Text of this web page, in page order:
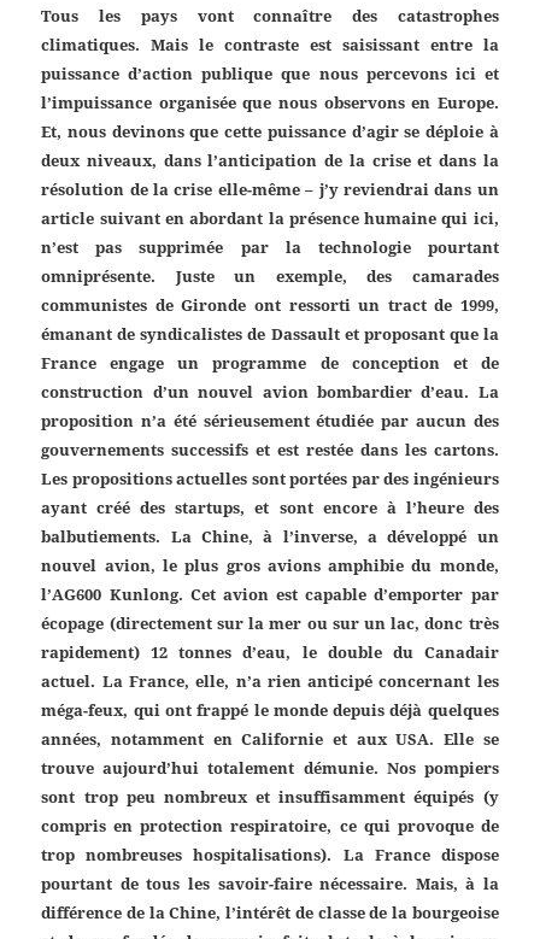
Tous les pays vont connaître des catastrophes
climatiques. Mais le contraste est saisissant entre la
puissance d’action publique que nous percevons ici et
l’impuissance organisée que nous observons en Europe.
Et, nous devinons que cette puissance d’agir se déploie à
deux niveaux, dans l’anticipation de la crise et dans la
résolution de la crise elle-même – j’y reviendrai dans un
article suivant en abordant la présence humaine qui ici,
n’est pas supprimée par la technologie pourtant
omniprésente. Juste un exemple, des camarades
communistes de Gironde ont ressorti un tract de 1999,
émanant de syndicalistes de Dassault et proposant que la
France engage un programme de conception et de
construction d’un nouvel avion bombardier d’eau. La
proposition n’a été sérieusement étudiée par aucun des
gouvernements successifs et est restée dans les cartons.
Les propositions actuelles sont portées par des ingénieurs
ayant créé des startups, et sont encore à l’heure des
balbutiements. La Chine, à l’inverse, a développé un
nouvel avion, le plus gros avions amphibie du monde,
l’AG600 Kunlong. Cet avion est capable d’emporter par
écopage (directement sur la mer ou sur un lac, donc très
rapidement) 12 tonnes d’eau, le double du Canadair
actuel. La France, elle, n’a rien anticipé concernant les
méga-feux, qui ont frappé le monde depuis déjà quelques
années, notamment en Californie et aux USA. Elle se
trouve aujourd’hui totalement démunie. Nos pompiers
sont trop peu nombreux et insuffisamment équipés (y
compris en protection respiratoire, ce qui provoque de
trop nombreuses hospitalisations). La France dispose
pourtant de tous les savoir-faire nécessaire. Mais, à la
différence de la Chine, l’intérêt de classe de la bourgeoise